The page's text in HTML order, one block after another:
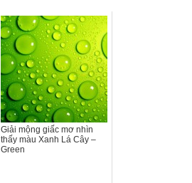
Giải mộng giấc mơ nhìn
thấy màu Xanh Lá Cây –
Green